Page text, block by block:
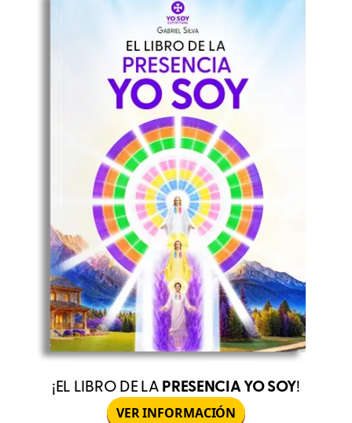
¡EL LIBRO DE LA PRESENCIA YO SOY!
VER INFORMACIÓN